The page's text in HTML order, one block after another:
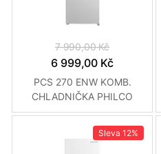
7 990,00 Kč
6 999,00 Kč
PCS 270 ENW KOMB.
CHLADNIČKA PHILCO
Sleva 12%